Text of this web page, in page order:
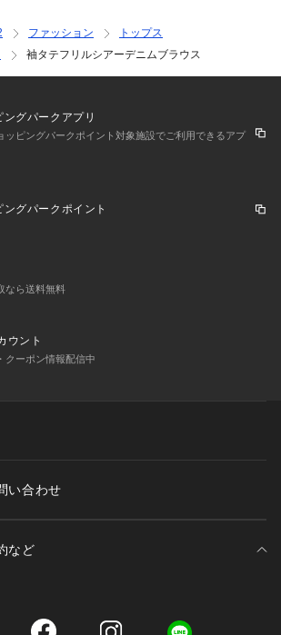
ファッション
トップス
袖タテフリルシアーデニムブラウス
グパークアプリ
ッピングパークポイント対象施設でご利用できるアプ
グパークポイント
なら送料無料
ウント
クーポン情報配信中
い合わせ
など